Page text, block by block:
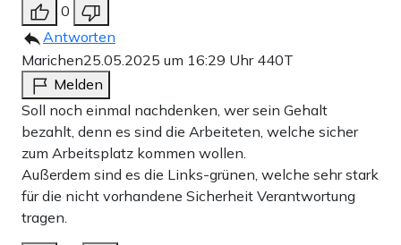
0
Antworten
Marichen25.05.2025 um 16:29 Uhr 440T
Melden
Soll noch einmal nachdenken, wer sein Gehalt
bezahlt, denn es sind die Arbeiteten, welche sicher
zum Arbeitsplatz kommen wollen.
Außerdem sind es die Links-grünen, welche sehr stark
für die nicht vorhandene Sicherheit Verantwortung
tragen.